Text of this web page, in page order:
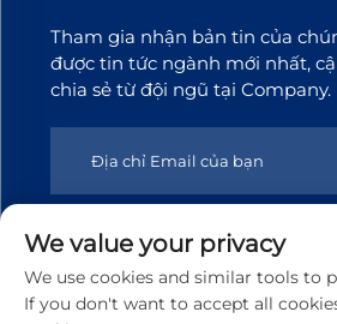
Tham gia nhận bản tin của
được tin tức ngành mới nhất,
chia sẻ từ đội ngũ tại Company.
Bản quyền © 2025 Công ty TNHH Công
Đông Quan Tianji. Mọi quyền được bảo
bảo mật
We value your privacy
We use cookies and similar tools to
If you don't want to accept all